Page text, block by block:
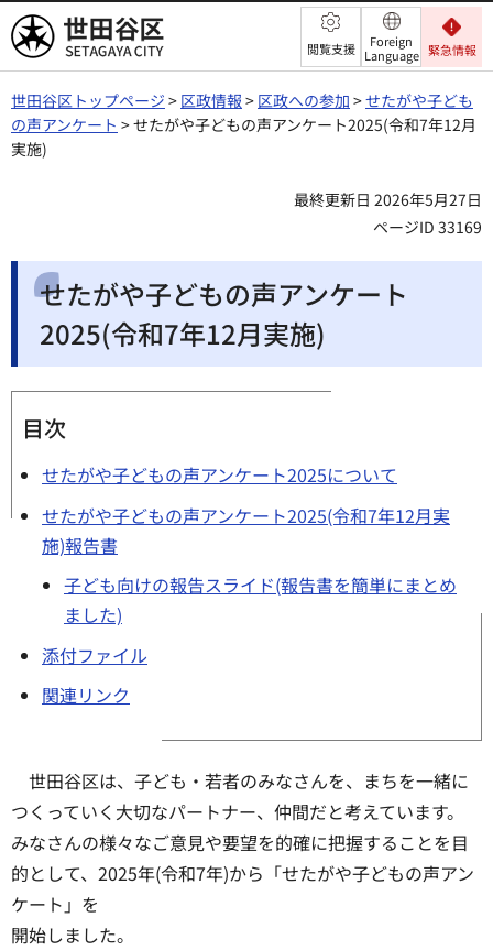
世田谷区 閲覧支援
Foreign
Language 緊急情報
世田谷区トップページ > 区政情報 > 区政への参加 >せたがや子ども
の声アンケート > せたがや子どもの声アンケート2025(令和7年12月
実施)
最終更新日 2026年5月27日
ページID 33169
せたがや子どもの声アンケート
2025(令和7年12月実施)
目次
せたがや子どもの声アンケート2025について
せたがや子どもの声アンケート2025(令和7年12月実
施)報告書
子ども向けの報告スライド(報告書を簡単にまとめ
ました)
添付ファイル
関連リンク
世田谷区は、子ども・若者のみなさんを、まちを一緒に
つくっていく大切なパートナー、仲間だと考えています。
みなさんの様々なご意見や要望を的確に把握することを目
的として、2025年(令和7年)から「せたがや子どもの声アン
ケート」を
開始しました。